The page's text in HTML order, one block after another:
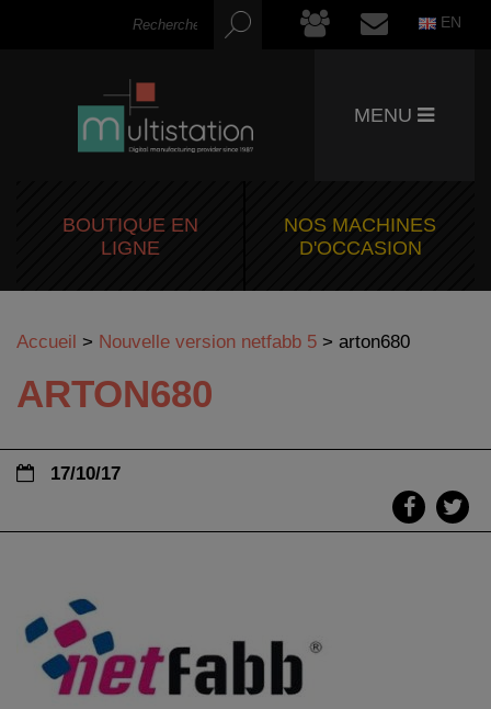
EN
MENU
BOUTIQUE EN
LIGNE
NOS MACHINES
D'OCCASION
Accueil > Nouvelle version netfabb 5 > arton680
ARTON680
17/10/17